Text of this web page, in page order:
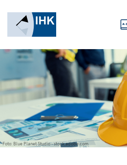
Foto: Blue Planet Studio - stock.adobe.com